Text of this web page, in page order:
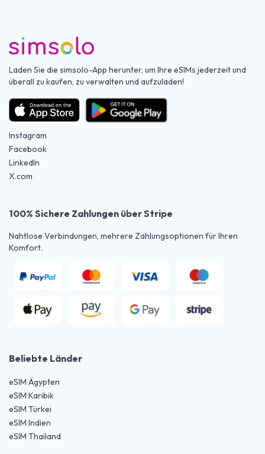
Laden Sie die simsolo-App herunter, um Ihre eSIMs jederzeit und
überall zu kaufen, zu verwalten und aufzuladen!
Instagram
Facebook
LinkedIn
X.com
100% Sichere Zahlungen über Stripe
Nahtlose Verbindungen, mehrere Zahlungsoptionen für Ihren
Komfort.
Beliebte Länder
eSIM Ägypten
eSIM Karibik
eSIM Türkei
eSIM Indien
eSIM Thailand